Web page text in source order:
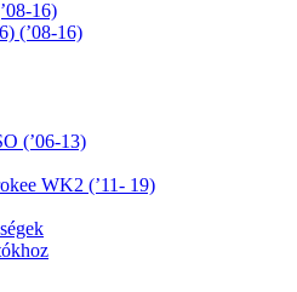
16)
(’08-16)
(’06-13)
WK2 (’11- 19)